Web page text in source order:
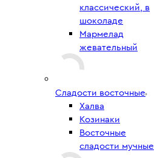
классический, в
шоколаде
Мармелад
жевательный
Сладости восточные
Халва
Козинаки
Восточные
сладости мучные